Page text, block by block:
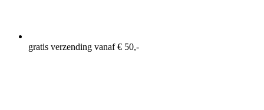
gratis verzending vanaf € 50,-